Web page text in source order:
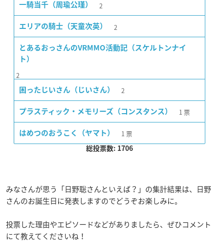
一騎当千（周瑜公瑾） 2
エリアの騎士（天童次英） 2
とあるおっさんのVRMMO活動記（スケルトンナイ
ト）
2
困ったじいさん（じいさん） 2
プラスティック・メモリーズ（コンスタンス） 1 票
はめつのおうこく（ヤマト） 1 票
総投票数: 1706
みなさんが思う「日野聡さんといえば？」の集計結果は、日野
さんのお誕生日に発表しますのでどうぞお楽しみに。
投票した理由やエピソードなどがありましたら、ぜひコメント
にて教えてくださいね！